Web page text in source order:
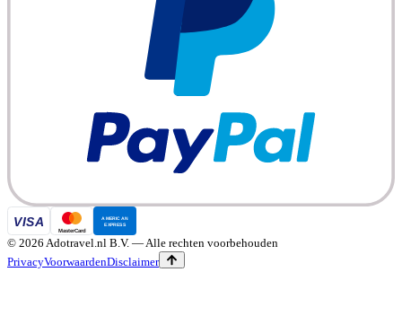
© 2026 Adotravel.nl B.V. — Alle rechten voorbehouden
PrivacyVoorwaardenDisclaimer